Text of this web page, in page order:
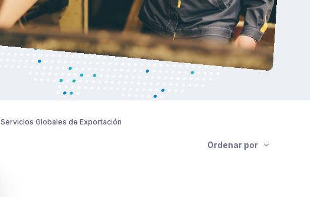
Servicios Globales de Exportación
Ordenar por